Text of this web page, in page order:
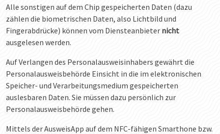
Alle sonstigen auf dem Chip gespeicherten Daten (dazu
zählen die biometrischen Daten, also Lichtbild und
Fingerabdrücke) können vom Diensteanbieter nicht
ausgelesen werden.
Auf Verlangen des Personalausweisinhabers gewährt die
Personalausweisbehörde Einsicht in die im elektronischen
Speicher- und Verarbeitungsmedium gespeicherten
auslesbaren Daten. Sie müssen dazu persönlich zur
Personalausweisbehörde gehen.
Mittels der AusweisApp auf dem NFC-fähigen Smarthone bzw.